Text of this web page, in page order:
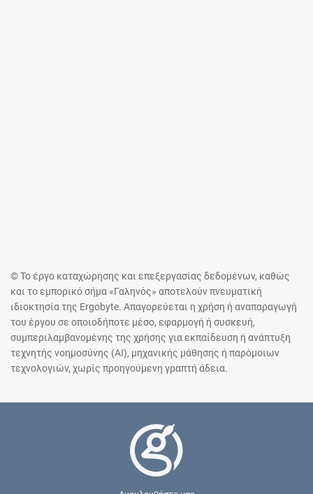
© Το έργο καταχώρησης και επεξεργασίας δεδομένων, καθώς
και το εμπορικό σήμα «Γαληνός» αποτελούν πνευματική
ιδιοκτησία της Ergobyte. Απαγορεύεται η χρήση ή αναπαραγωγή
του έργου σε οποιοδήποτε μέσο, εφαρμογή ή συσκευή,
συμπεριλαμβανομένης της χρήσης για εκπαίδευση ή ανάπτυξη
τεχνητής νοημοσύνης (AI), μηχανικής μάθησης ή παρόμοιων
τεχνολογιών, χωρίς προηγούμενη γραπτή άδεια.